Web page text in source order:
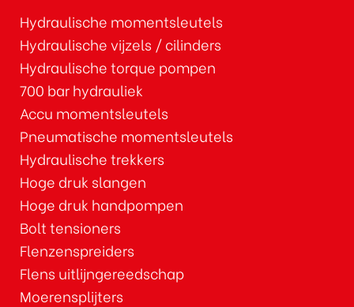
Hydraulische momentsleutels
Hydraulische vijzels / cilinders
Hydraulische torque pompen
700 bar hydrauliek
Accu momentsleutels
Pneumatische momentsleutels
Hydraulische trekkers
Hoge druk slangen
Hoge druk handpompen
Bolt tensioners
Flenzenspreiders
Flens uitlijngereedschap
Moerensplijters